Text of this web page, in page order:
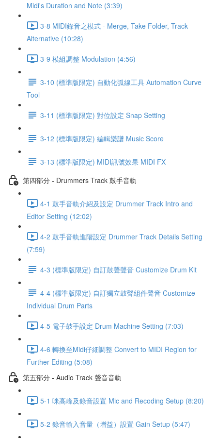
Midi's Duration and Note (3:39)
3-8 MIDI錄音之模式 - Merge, Take Folder, Track
Alternative (10:28)
3-9 模組調整 Modulation (4:56)
3-10 (標準版限定) 自動化弧線工具 Automation Curve
Tool
3-11 (標準版限定) 對位設定 Snap Setting
3-12 (標準版限定) 編輯樂譜 Music Score
3-13 (標準版限定) MIDI訊號效果 MIDI FX
第四部分 - Drummers Track 鼓手音軌
4-1 鼓手音軌介紹及設定 Drummer Track Intro and
Editor Setting (12:02)
4-2 鼓手音軌進階設定 Drummer Track Details Setting
(7:59)
4-3 (標準版限定) 自訂鼓聲聲音 Customize Drum Kit
4-4 (標準版限定) 自訂獨立鼓聲組件聲音 Customize
Individual Drum Parts
4-5 電子鼓手設定 Drum Machine Setting (7:03)
4-6 轉換至Midi仔細調整 Convert to MIDI Region for
Further Editing (5:08)
第五部分 - Audio Track 聲音音軌
5-1 咪高峰及錄音設置 Mic and Recoding Setup (8:20)
5-2 錄音輸入音量（增益）設置 Gain Setup (5:47)